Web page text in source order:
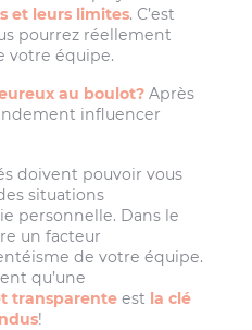
et leurs limites. C’est
pourrez réellement
votre équipe.
au boulot? Après
influencer
doivent pouvoir vous
situations
personnelle. Dans le
un facteur
de votre équipe.
qu’une
transparente est la clé
!